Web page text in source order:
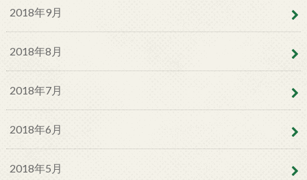
2018年9月
2018年8月
2018年7月
2018年6月
2018年5月